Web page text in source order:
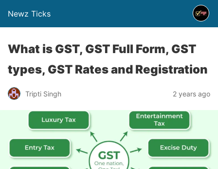
Newz Ticks
What is GST, GST Full Form, GST
types, GST Rates and Registration
Tripti Singh 2 years ago